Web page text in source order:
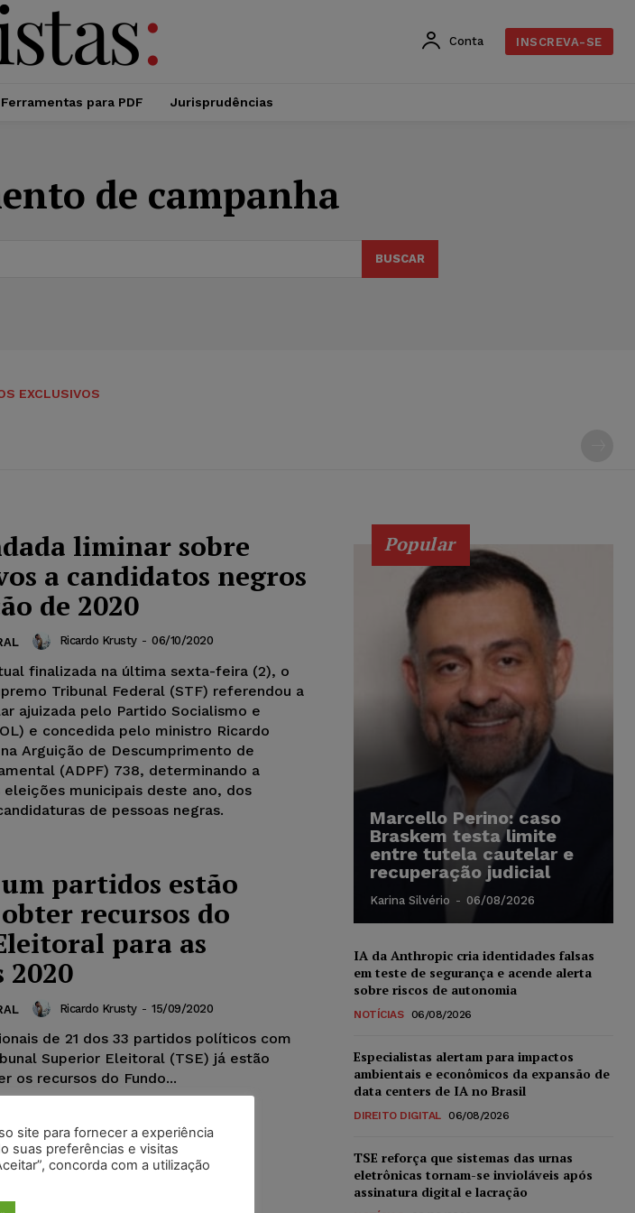
Conta INSCREVA-SE
Ferramentas para PDF Jurisprudências
de campanha
BUSCAR
EXCLUSIVOS
liminar sobre
a candidatos negros
de 2020
Ricardo Krusty - 06/10/2020
finalizada na última sexta-feira (2), o
Tribunal Federal (STF) referendou a
ajuizada pelo Partido Socialismo e
e concedida pelo ministro Ricardo
Arguição de Descumprimento de
(ADPF) 738, determinando a
eleições municipais deste ano, dos
de pessoas negras.
partidos estão
recursos do
para as
2020
Ricardo Krusty - 15/09/2020
de 21 dos 33 partidos políticos com
Superior Eleitoral (TSE) já estão
os recursos do Fundo...
Popular
Marcello Perino: caso
Braskem testa limite
entre tutela cautelar e
recuperação judicial
Karina Silvério - 06/08/2026
IA da Anthropic cria identidades falsas
em teste de segurança e acende alerta
sobre riscos de autonomia
NOTÍCIAS 06/08/2026
Especialistas alertam para impactos
ambientais e econômicos da expansão de
data centers de IA no Brasil
DIREITO DIGITAL 06/08/2026
TSE reforça que sistemas das urnas
eletrônicas tornam-se invioláveis após
assinatura digital e lacração
site para fornecer a experiência
suas preferências e visitas
concorda com a utilização